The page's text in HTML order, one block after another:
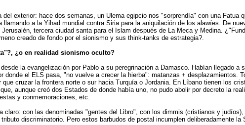
exterior: hace dos semanas, un Ulema egipcio nos "sorprendía" con una Fatua
a la Yihad mundial contra Siria para la aniquilación de los alawíes. De
tercera ciudad santa para el Islam después de La Meca y Medina.
creado de fondo por el sionismo y sus think-tanks de estrategia?.
¿o en realidad sionismo oculto?
la evangelización por Pablo a su peregrinación a Damasco. Habían llegado a
el ELS pasa, "no vuelve a crecer la hierba": matanzas + desplazamientos.
cruzar la frontera norte o sur hacia Turquía o Jordania. En Líbano tienen los
aunque creó dos Estados de donde había uno, no pudo abolir por decreto la
y conmemoraciones, etc.
con las denominadas "gentes del Libro", con los dimmis (cristianos y
discriminatorio. Pero estos barbudos de postal incumplen deliberadamente la